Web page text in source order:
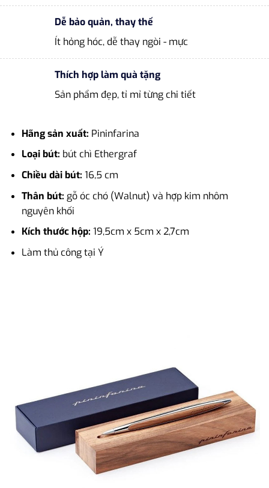
Dễ bảo quản, thay thế
Ít hỏng hóc, dễ thay ngòi - mực
Thích hợp làm quà tặng
Sản phẩm đẹp, tỉ mỉ từng chi tiết
Hãng sản xuất: Pininfarina
Loại bút: bút chì Ethergraf
Chiều dài bút: 16,5 cm
Thân bút: gỗ óc chó (Walnut) và hợp kim nhôm
nguyên khối
Kích thước hộp: 19,5cm x 5cm x 2,7cm
Làm thủ công tại Ý